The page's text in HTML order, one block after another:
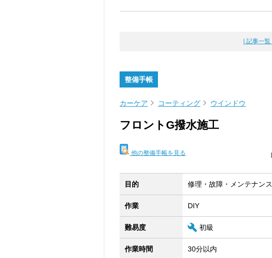
| 記事一覧 |
整備手帳
カーケア コーティング ウインドウ
フロントG撥水施工
他の整備手帳を見る
目的 修理・故障・メンテナンス
作業 DIY
難易度 初級
作業時間 30分以内